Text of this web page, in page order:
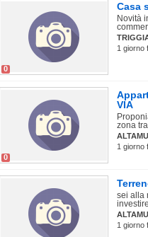
0
Casa
Novità
1 giorno
0
VIA
zona
1 giorno
sei alla
1 giorno